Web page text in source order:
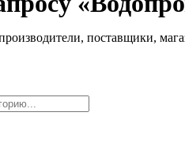
поставщики,